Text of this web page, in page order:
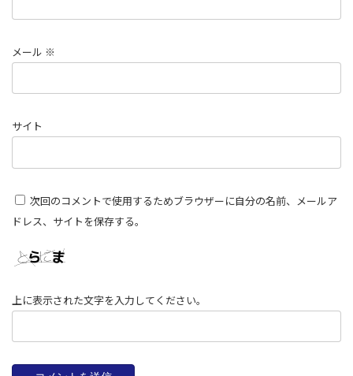
メール ※
サイト
次回のコメントで使用するためブラウザーに自分の名前、メールア
ドレス、サイトを保存する。
上に表示された文字を入力してください。